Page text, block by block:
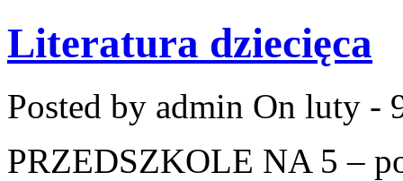
Literatura dziecięca
Posted by admin On luty -
PRZEDSZKOLE NA 5 –